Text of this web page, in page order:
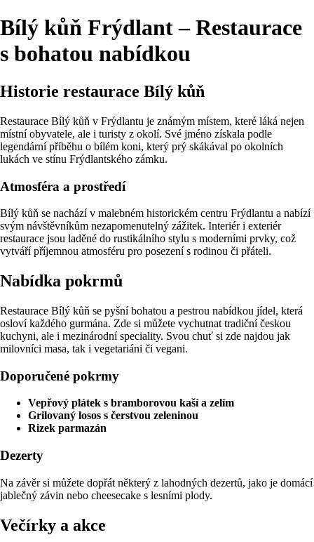
Bílý kůň Frýdlant – Restaurace
s bohatou nabídkou
Historie restaurace Bílý kůň
Restaurace Bílý kůň v Frýdlantu je známým místem, které láká nejen
místní obyvatele, ale i turisty z okolí. Své jméno získala podle
legendární příběhu o bílém koni, který prý skákával po okolních
lukách ve stínu Frýdlantského zámku.
Atmosféra a prostředí
Bílý kůň se nachází v malebném historickém centru Frýdlantu a nabízí
svým návštěvníkům nezapomenutelný zážitek. Interiér i exteriér
restaurace jsou laděné do rustikálního stylu s moderními prvky, což
vytváří příjemnou atmosféru pro posezení s rodinou či přáteli.
Nabídka pokrmů
Restaurace Bílý kůň se pyšní bohatou a pestrou nabídkou jídel, která
osloví každého gurmána. Zde si můžete vychutnat tradiční českou
kuchyni, ale i mezinárodní speciality. Svou chuť si zde najdou jak
milovníci masa, tak i vegetariáni či vegani.
Doporučené pokrmy
Vepřový plátek s bramborovou kaší a zelím
Grilovaný losos s čerstvou zeleninou
Rizek parmazán
Dezerty
Na závěr si můžete dopřát některý z lahodných dezertů, jako je domácí
jablečný závin nebo cheesecake s lesními plody.
Večírky a akce